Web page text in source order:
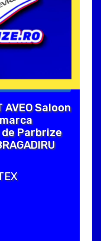
AVEO Saloon
de Parbrize